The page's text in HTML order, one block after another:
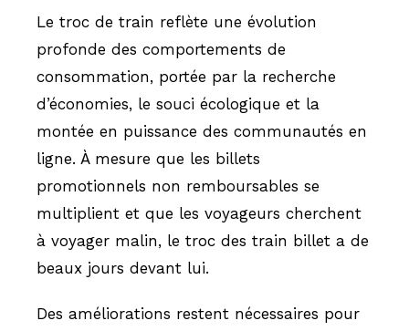
Le troc de train reflète une évolution
profonde des comportements de
consommation, portée par la recherche
d’économies, le souci écologique et la
montée en puissance des communautés en
ligne. À mesure que les billets
promotionnels non remboursables se
multiplient et que les voyageurs cherchent
à voyager malin, le troc des train billet a de
beaux jours devant lui.
Des améliorations restent nécessaires pour